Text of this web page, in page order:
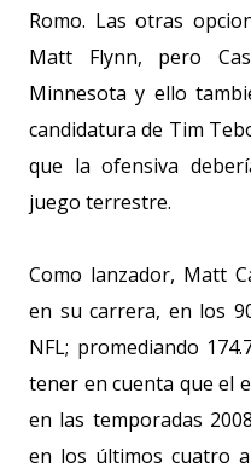
Romo. Las otras
Matt Flynn, pero
Minnesota y ello
candidatura de Tim
que la ofensiva
juego terrestre.
Como lanzador, Matt
en su carrera, en los
NFL; promediando
tener en cuenta que el
en las temporadas
en los últimos cuatro